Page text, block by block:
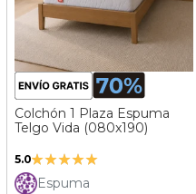
Colchón 1 Plaza Espuma
Telgo Vida (080x190)
5.0Valoración:
100%
Espuma